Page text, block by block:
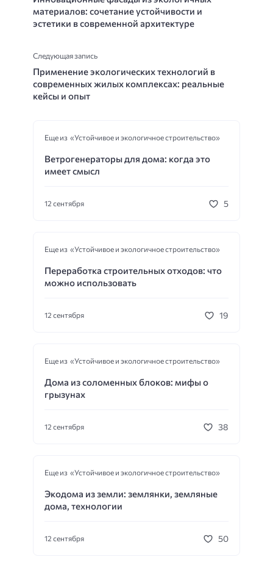
материалов: сочетание устойчивости и
эстетики в современной архитектуре
Следующая запись
Применение экологических технологий в
современных жилых комплексах: реальные
кейсы и опыт
Еще из «Устойчивое и экологичное строительство»
Ветрогенераторы для дома: когда это
имеет смысл
12 сентября 5
Еще из «Устойчивое и экологичное строительство»
Переработка строительных отходов: что
можно использовать
12 сентября 19
Еще из «Устойчивое и экологичное строительство»
Дома из соломенных блоков: мифы о
грызунах
12 сентября 38
Еще из «Устойчивое и экологичное строительство»
Экодома из земли: землянки, земляные
дома, технологии
12 сентября 50